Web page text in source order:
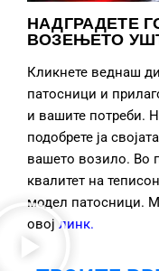
НАДГРАДЕТЕ
ВОЗЕЊЕТО
Кликнете веднаш
патосници и
и вашите потреби.
подобрете ја
вашето возило. Во
квалитет на
модел патосници.
овој линк.